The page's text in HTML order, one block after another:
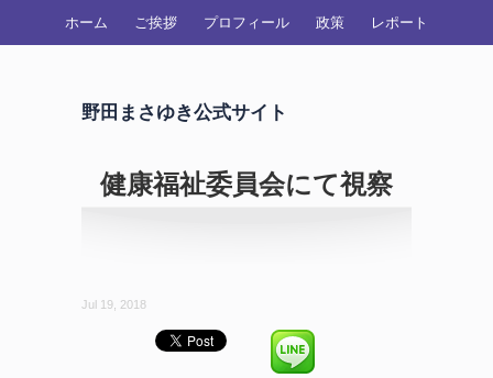
ホーム ご挨拶 プロフィール 政策 レポート
野田まさゆき公式サイト
健康福祉委員会にて視察
Jul 19, 2018